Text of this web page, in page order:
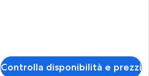
Controlla disponibilità e prezzi